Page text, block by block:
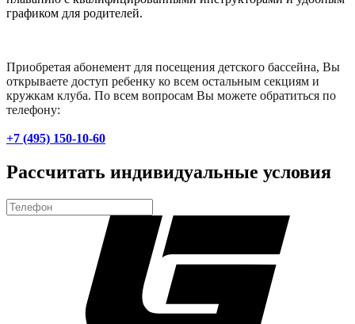
графиком для родителей.
Приобретая абонемент для посещения детского бассейна, Вы
открываете доступ ребенку ко всем остальным секциям и
кружкам клуба. По всем вопросам Вы можете обратиться по
телефону:
+7 (495) 150-10-60
Рассчитать индивидуальные условия